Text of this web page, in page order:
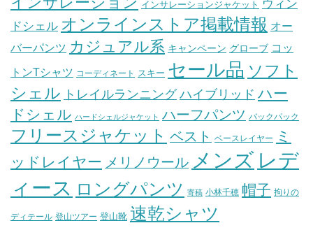
インサレーションジャケット ウィン
ドシェル オンラインストア掲載情報 オー
バーパンツ カジュアル系 キャンペーン グローブ コッ
トンTシャツ コーディネート スキー セール品 ソフト
シェル トレイルランニング ハイブリッド ハー
ドシェル ハードシェルジャケット ハーフパンツ バックパック
フリースジャケット ベスト ベースレイヤー
ミ
ッドレイヤー メリノウール メンズ レデ
ィース ロングパンツ 寄稿 小林千穂 帽子 拘りの
ディテール 登山ツアー 登山靴 速乾シャツ